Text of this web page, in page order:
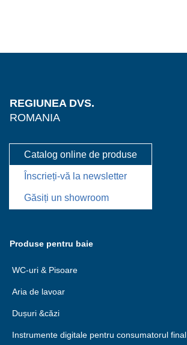
REGIUNEA DVS.
ROMANIA
Catalog online de produse
Înscrieți-vă la newsletter
Găsiți un showroom
Produse pentru baie
WC-uri & Pisoare
Aria de lavoar
Dușuri &căzi
Instrumente digitale pentru consumatorul final